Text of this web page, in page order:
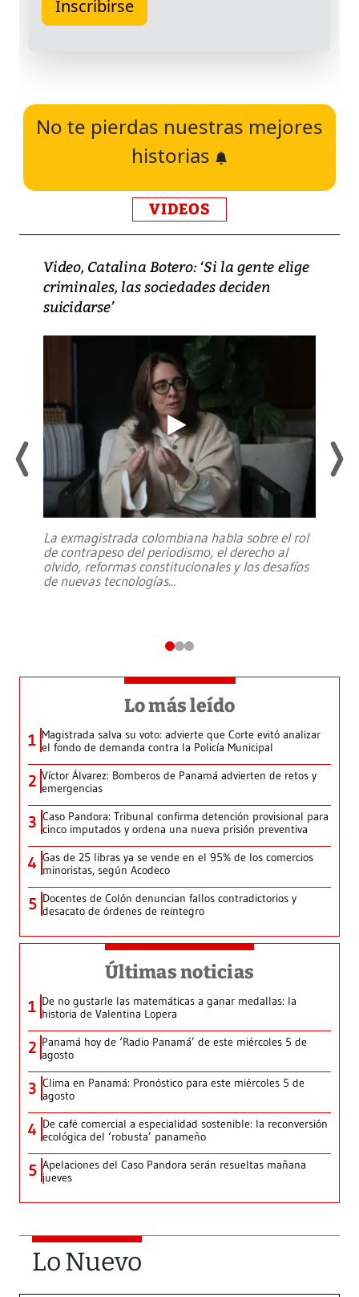
No te pierdas nuestras mejores
historias
VIDEOS
Video, Catalina Botero: ‘Si la gente elige
criminales, las sociedades deciden
suicidarse’
La exmagistrada colombiana habla sobre el rol
de contrapeso del periodismo, el derecho al
olvido, reformas constitucionales y los desafíos
de nuevas tecnologías...
Lo más leído
1 Magistrada salva su voto: advierte que Corte evitó analizar
el fondo de demanda contra la Policía Municipal
2 Víctor Álvarez: Bomberos de Panamá advierten de retos y
emergencias
3 Caso Pandora: Tribunal confirma detención provisional para
cinco imputados y ordena una nueva prisión preventiva
4 Gas de 25 libras ya se vende en el 95% de los comercios
minoristas, según Acodeco
5 Docentes de Colón denuncian fallos contradictorios y
desacato de órdenes de reintegro
Últimas noticias
1 De no gustarle las matemáticas a ganar medallas: la
historia de Valentina Lopera
2 Panamá hoy de ‘Radio Panamá’ de este miércoles 5 de
agosto
3 Clima en Panamá: Pronóstico para este miércoles 5 de
agosto
4 De café comercial a especialidad sostenible: la reconversión
ecológica del ‘robusta’ panameño
5 Apelaciones del Caso Pandora serán resueltas mañana
jueves
Lo Nuevo